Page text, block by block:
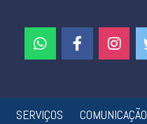
SERVIÇOS COMUNICAÇÃO